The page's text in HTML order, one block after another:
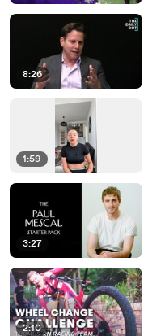
8:26
1:59
3:27
2:10